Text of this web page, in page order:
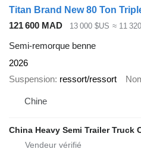
121 600 MAD 13 000 $US ≈ 11
Semi-remorque benne
2026
Suspension ressort/ressort
Chine
China Heavy Semi Trailer Truck